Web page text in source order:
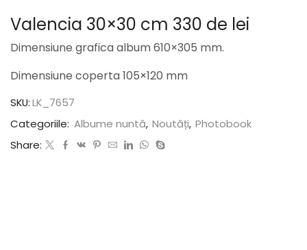
Valencia 30×30 cm 330 de lei
Dimensiune grafica album 610×305 mm.
Dimensiune coperta 105×120 mm
SKU:LK_7657
Categoriile: Albume nuntă, Noutăți, Photobook
Share: